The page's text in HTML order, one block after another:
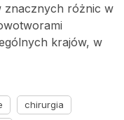
znacznych różnic w
krajów, w
chirurgia